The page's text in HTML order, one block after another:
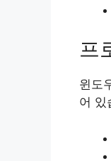
프
윈도
어 있